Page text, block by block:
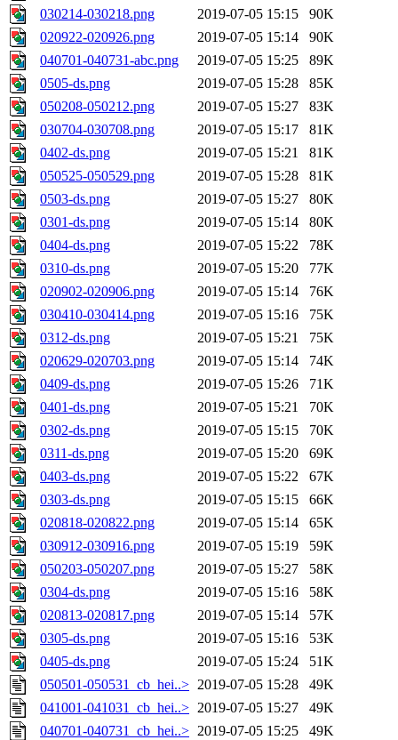
030214-030218.png
2019-07-05 15:15
90K
020922-020926.png
2019-07-05 15:14
90K
040701-040731-abc.png
2019-07-05 15:25
89K
0505-ds.png
2019-07-05 15:28
85K
050208-050212.png
2019-07-05 15:27
83K
030704-030708.png
2019-07-05 15:17
81K
0402-ds.png
2019-07-05 15:21
81K
050525-050529.png
2019-07-05 15:28
81K
0503-ds.png
2019-07-05 15:27
80K
0301-ds.png
2019-07-05 15:14
80K
0404-ds.png
2019-07-05 15:22
78K
0310-ds.png
2019-07-05 15:20
77K
020902-020906.png
2019-07-05 15:14
76K
030410-030414.png
2019-07-05 15:16
75K
0312-ds.png
2019-07-05 15:21
75K
020629-020703.png
2019-07-05 15:14
74K
0409-ds.png
2019-07-05 15:26
71K
0401-ds.png
2019-07-05 15:21
70K
0302-ds.png
2019-07-05 15:15
70K
0311-ds.png
2019-07-05 15:20
69K
0403-ds.png
2019-07-05 15:22
67K
0303-ds.png
2019-07-05 15:15
66K
020818-020822.png
2019-07-05 15:14
65K
030912-030916.png
2019-07-05 15:19
59K
050203-050207.png
2019-07-05 15:27
58K
0304-ds.png
2019-07-05 15:16
58K
020813-020817.png
2019-07-05 15:14
57K
0305-ds.png
2019-07-05 15:16
53K
0405-ds.png
2019-07-05 15:24
51K
050501-050531_cb_hei..> 2019-07-05 15:28
49K
041001-041031_cb_hei..> 2019-07-05 15:27
49K
040701-040731_cb_hei..> 2019-07-05 15:25
49K